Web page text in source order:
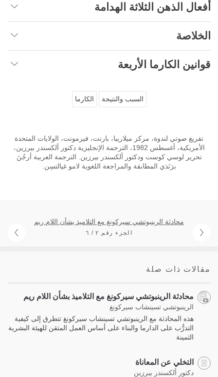
أفعال الذهن الثلاثة الهدامة
الخلاصة
قوانين الكارما الأربعة
السبب والنتيجة الكارما
تفريغ صوتي لندوة، مركز ميلاريبا، بارنت، فيرمونت، الولايات المتحدة
الأمريكية، أغسطس 1982، الترجمة الإنجليزية دكتور ألكسندر بيرزين،
تحرير لوسي كوست ودكتور ألكسندر بيرزين. الترجمة العربية أرجُنَ
برَنَذي المطابقة والمراجعة اللغوية لامو غیالتسِن.
محادثة الرينبوتشي سيركونغ مع التلاميذ بشأن اللام ريم
الجزء رقم ٢ / ٦
مقالات ذات صلة
محادثة الرينبوتشي سيركونغ مع التلاميذ بشأن اللام ريم
الرينبوتشي تسينشاب سيركونغ
هذه المحادثة مع الرينبوتشي تسينشاب سيركونغ تتطرق إلى كيفية
التدرُّب على الدارما والبناء على أساس العمل المتقن للهيئة البشرية
الثمينة
التخلي عن المعاناة
دكتور ألكسندر بيرزين